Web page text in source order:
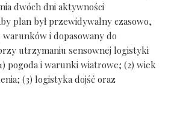
dwóch dni aktywności
plan był przewidywalny czasowo,
i dopasowany do
utrzymaniu sensownej logistyki
pogoda i warunki wiatrowe; (2) wiek
(3) logistyka dojść oraz